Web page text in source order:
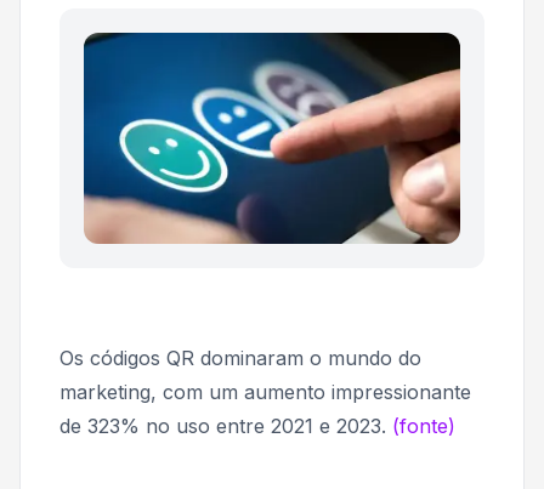
Os códigos QR dominaram o mundo do
marketing, com um aumento impressionante
de 323% no uso entre 2021 e 2023. (fonte)